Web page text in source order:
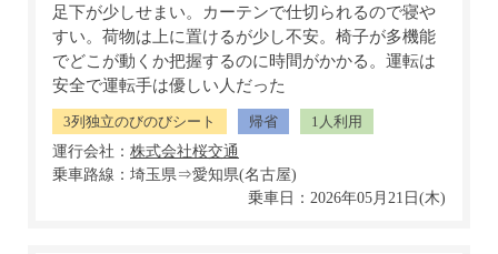
足下が少しせまい。カーテンで仕切られるので寝や
すい。荷物は上に置けるが少し不安。椅子が多機能
でどこが動くか把握するのに時間がかかる。運転は
安全で運転手は優しい人だった
3列独立のびのびシート 帰省
1人利用
運行会社：
乗車路線：埼玉県⇒愛知県(名古屋)
乗車日：2026年05月21日(木)